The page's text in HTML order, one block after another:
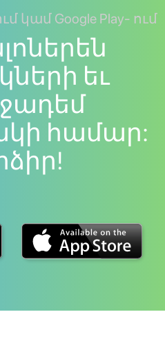
կամ Google Play- ում
եւ
համար: